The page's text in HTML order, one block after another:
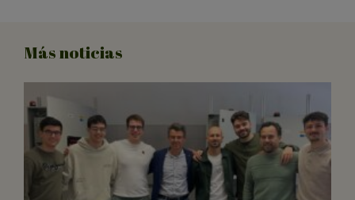
Más noticias